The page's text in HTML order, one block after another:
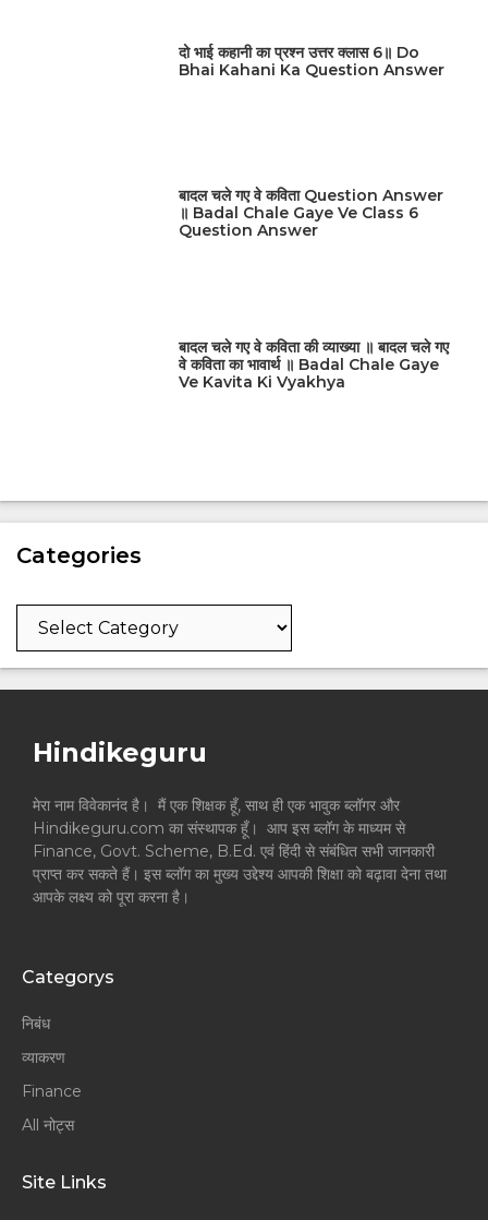
दो भाई कहानी का प्रश्न उत्तर क्लास 6॥ Do
Bhai Kahani Ka Question Answer
बादल चले गए वे कविता Question Answer
॥ Badal Chale Gaye Ve Class 6
Question Answer
बादल चले गए वे कविता की व्याख्या ॥ बादल चले गए
वे कविता का भावार्थ ॥ Badal Chale Gaye
Ve Kavita Ki Vyakhya
Categories
Categories
Hindikeguru
मेरा नाम विवेकानंद है। मैं एक शिक्षक हूँ, साथ ही एक भावुक ब्लॉगर और
Hindikeguru.com का संस्थापक हूँ। आप इस ब्लॉग के माध्यम से
Finance, Govt. Scheme, B.Ed. एवं हिंदी से संबंधित सभी जानकारी
प्राप्त कर सकते हैं। इस ब्लॉग का मुख्य उद्देश्य आपकी शिक्षा को बढ़ावा देना तथा
आपके लक्ष्य को पूरा करना है।
Categorys
निबंध
व्याकरण
Finance
All नोट्स
Site Links